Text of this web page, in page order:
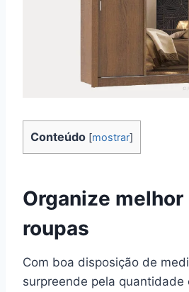
Conteúdo [mostrar]
Organize melhor
roupas
Com boa disposição de
surpreende pela quantidade